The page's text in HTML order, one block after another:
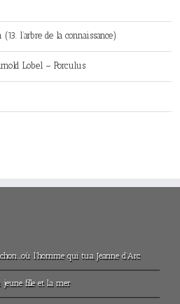
l’arbre de la connaissance)
Lobel – Porculus
l’homme qui tua Jeanne d’Arc
fille et la mer